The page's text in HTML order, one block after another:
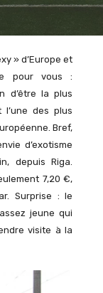
» d’Europe et
pour vous :
d’être la plus
l’une des plus
Bref,
d’exotisme
depuis Riga.
7,20 €,
Surprise : le
jeune qui
visite à la